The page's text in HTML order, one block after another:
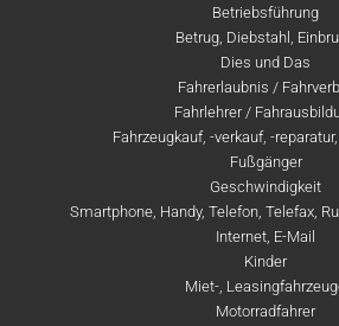
Betriebsführung
Betrug, Diebstahl,
Dies und Das
Fahrerlaubnis /
Fahrlehrer /
Fahrzeugkauf, -verkauf, -
Fußgänger
Geschwindigkeit
Smartphone, Handy, Telefon, Telefax,
Internet, E-Mail
Kinder
Miet-,
Motorradfahrer